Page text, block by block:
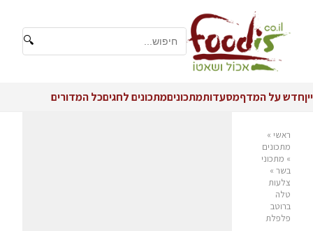
🔍
ייןחדש על המדףמסעדותמתכוניםמתכונים לחגיםכל המדורים
ראשי »
מתכונים
» מתכוני
בשר »
צלעות
טלה
ברוטב
פלפלת